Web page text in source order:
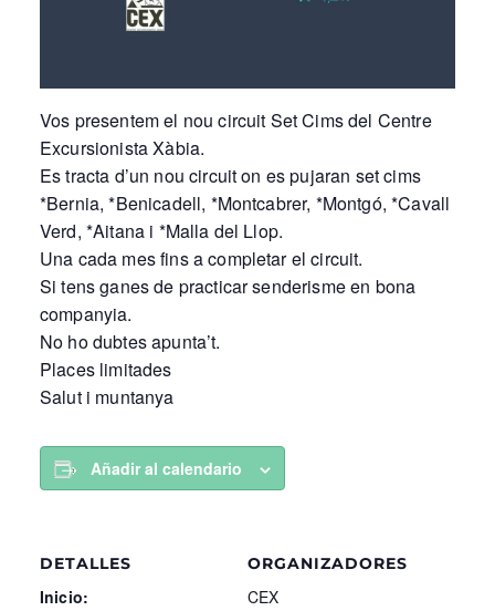
Vos presentem el nou circuit Set Cims del Centre
Excursionista Xàbia.
Es tracta d’un nou circuit on es pujaran set cims
*Bernia, *Benicadell, *Montcabrer, *Montgó, *Cavall
Verd, *Aitana i *Malla del Llop.
Una cada mes fins a completar el circuit.
Si tens ganes de practicar senderisme en bona
companyia.
No ho dubtes apunta’t.
Places limitades
Salut i muntanya
Añadir al calendario
DETALLES
Inicio:
ORGANIZADORES
CEX